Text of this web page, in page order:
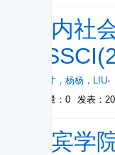
国内
刘利才 ， 杨杨 ， LIU-
被引量：0
发表：
宜宾学